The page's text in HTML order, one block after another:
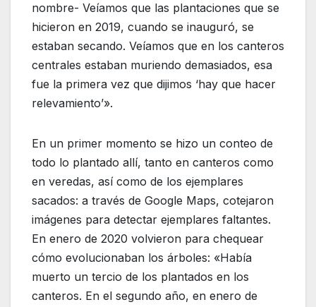
nombre- Veíamos que las plantaciones que se
hicieron en 2019, cuando se inauguró, se
estaban secando. Veíamos que en los canteros
centrales estaban muriendo demasiados, esa
fue la primera vez que dijimos ‘hay que hacer
relevamiento’».
En un primer momento se hizo un conteo de
todo lo plantado allí, tanto en canteros como
en veredas, así como de los ejemplares
sacados: a través de Google Maps, cotejaron
imágenes para detectar ejemplares faltantes.
En enero de 2020 volvieron para chequear
cómo evolucionaban los árboles: «Había
muerto un tercio de los plantados en los
canteros. En el segundo año, en enero de